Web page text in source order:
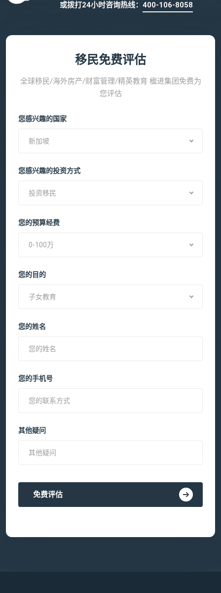
或拨打24小时咨询热线： 400-106-8058
移民免费评估
全球移民/海外房产/财富管理/精英教育 楹进集团免费为
您评估
您感兴趣的国家
新加坡
您感兴趣的投资方式
投资移民
您的预算经费
0-100万
您的目的
子女教育
您的姓名
您的手机号
其他疑问
免费评估